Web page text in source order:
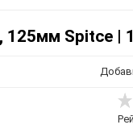
Spitce |